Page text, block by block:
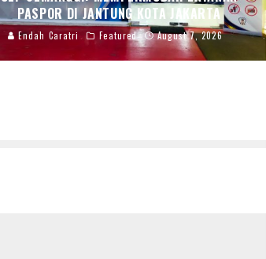
PASPOR DI JANTUNG KOTA JAKARTA
Endah Caratri Featured August 7, 2026